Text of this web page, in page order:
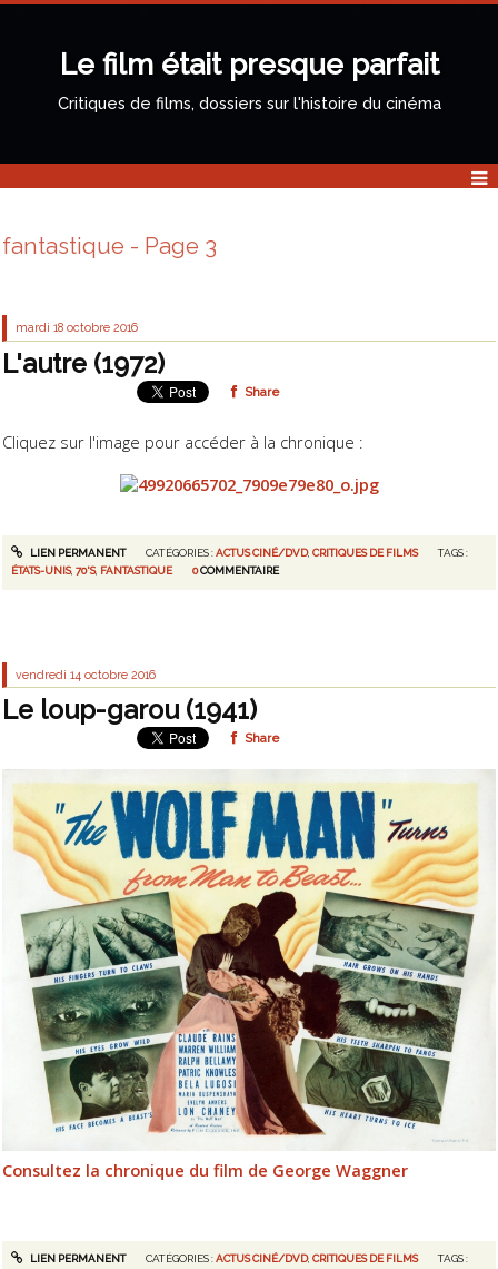
Le film était presque parfait
Critiques de films, dossiers sur l'histoire du cinéma
fantastique - Page 3
mardi 18 octobre 2016
L'autre (1972)
Share
Cliquez sur l'image pour accéder à la chronique :
LIEN PERMANENT CATÉGORIES :ACTUS CINÉ/DVD, CRITIQUES DE FILMS
TAGS :
ÉTATS-UNIS,70'S, FANTASTIQUE 0COMMENTAIRE
vendredi 14 octobre 2016
Le loup-garou (1941)
Share
Consultez la chronique du film de George Waggner
LIEN PERMANENT CATÉGORIES :ACTUS CINÉ/DVD, CRITIQUES DE FILMS
TAGS :